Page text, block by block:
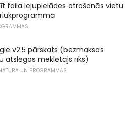
faila lejupielādes atrašanās vietu
v2.5 pārskats (bezmaksas
atslēgas meklētājs rīks)
UN PROGRAMMAS